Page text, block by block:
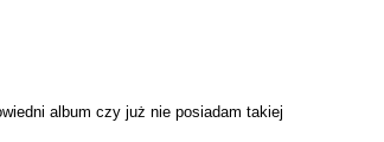
album czy już nie posiadam takiej